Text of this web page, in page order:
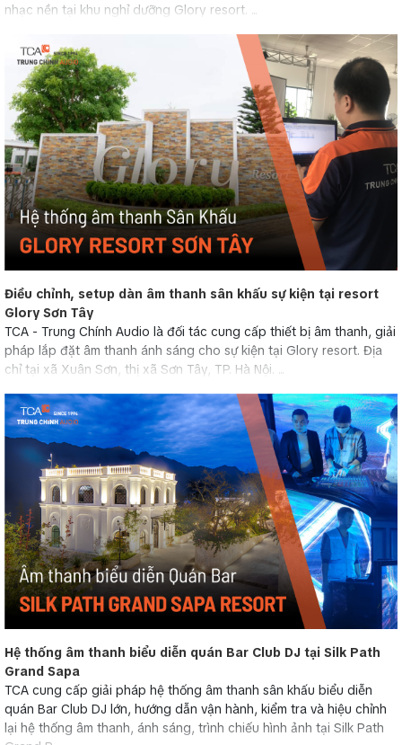
nhạc nền tại khu nghỉ dưỡng Glory resort. ...
Điều chỉnh, setup dàn âm thanh sân khấu sự kiện tại resort
Glory Sơn Tây
TCA - Trung Chính Audio là đối tác cung cấp thiết bị âm thanh, giải
pháp lắp đặt âm thanh ánh sáng cho sự kiện tại Glory resort. Địa
chỉ tại xã Xuân Sơn, thị xã Sơn Tây, TP. Hà Nội. ...
Hệ thống âm thanh biểu diễn quán Bar Club DJ tại Silk Path
Grand Sapa
TCA cung cấp giải pháp hệ thống âm thanh sân khấu biểu diễn
quán Bar Club DJ lớn, hướng dẫn vận hành, kiểm tra và hiệu chỉnh
lại hệ thống âm thanh, ánh sáng, trình chiếu hình ảnh tại Silk Path